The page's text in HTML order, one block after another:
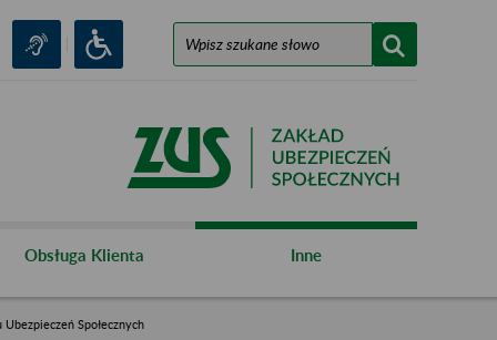
Obsługa Klienta Inne
Społecznych